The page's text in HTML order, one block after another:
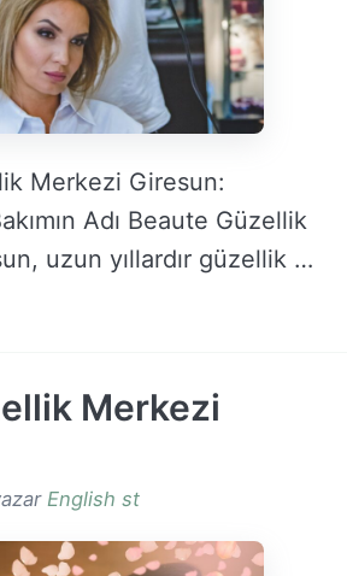
Merkezi Giresun:
Adı Beaute Güzellik
uzun yıllardır güzellik …
Merkezi
English st